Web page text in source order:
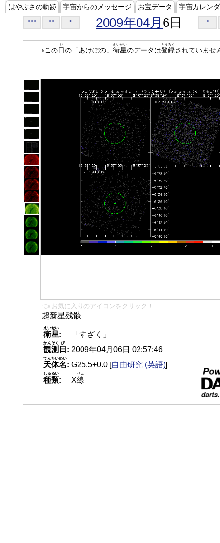
はやぶさの軌跡 宇宙からのメッセージ お宝データ 宇宙カレン
<<< << < 2009年04月 6日 >
♪この日
ひ
の「あけぼの」 衛星
えいせい
のデータは登録
とうろく
されていませ
👈 お気に入りのアイコンをクリック！
超新星残骸
衛星
えいせい
:
「すざく」
観測
かんそく
日
び
: 2009年04月06日 02:57:46
天体名
てんたいめい
: G25.5+0.0 [自由研究 (英語)]
種類
しゅるい
: X線
せん